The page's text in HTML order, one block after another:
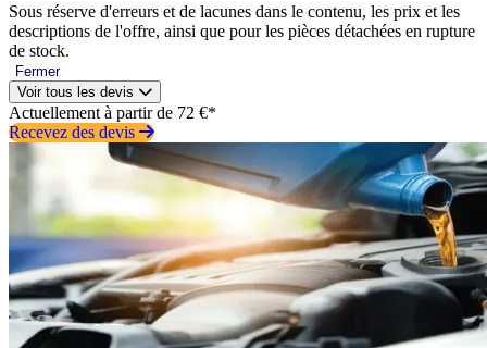
Sous réserve d'erreurs et de lacunes dans le contenu, les prix et les
descriptions de l'offre, ainsi que pour les pièces détachées en rupture
de stock.
Fermer
Voir tous les devis
Actuellement à partir de 72 €*
Recevez des devis